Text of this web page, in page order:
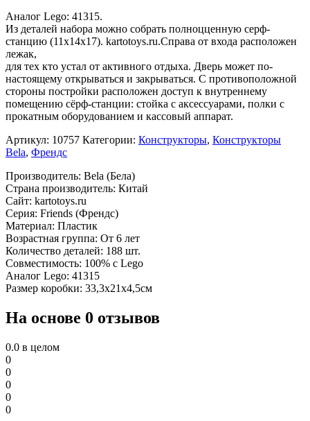
Аналог Lego: 41315.
Из деталей набора можно собрать полноцценную серф-
станцию (11х14х17). kartotoys.ru.Справа от входа расположен
лежак,
для тех кто устал от активного отдыха. Дверь может по-
настоящему открываться и закрываться. С противоположной
стороны постройки расположен доступ к внутреннему
помещению сёрф-станции: стойка с аксессуарами, полки с
прокатным оборудованием и кассовый аппарат.
Артикул: 10757 Категории: Конструкторы, Конструкторы
Bela, Френдс
Производитель: Bela (Бела)
Страна производитель: Китай
Сайт: kartotoys.ru
Серия: Friends (Френдс)
Материал: Пластик
Возрастная группа: От 6 лет
Количество деталей: 188 шт.
Совместимость: 100% с Lego
Аналог Lego: 41315
Размер коробки: 33,3х21х4,5см
На основе 0 отзывов
0.0 в целом
0
0
0
0
0